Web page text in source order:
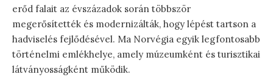
erőd falait az évszázadok során többször
megerősítették és modernizálták, hogy lépést tartson a
hadviselés fejlődésével. Ma Norvégia egyik legfontosabb
történelmi emlékhelye, amely múzeumként és turisztikai
látványosságként működik.